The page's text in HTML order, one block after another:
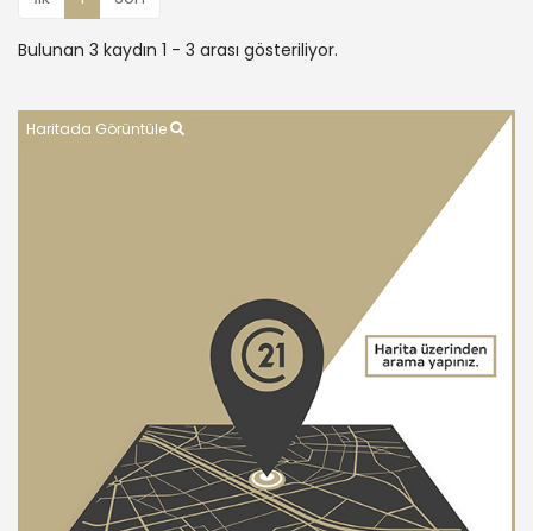
Bulunan 3 kaydın 1 - 3 arası gösteriliyor.
Haritada Görüntüle